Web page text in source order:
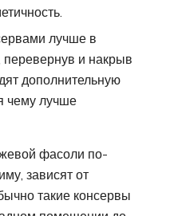
лучше в
и накрыв
дополнительную
чему лучше
фасоли по-
зависят от
такие консервы